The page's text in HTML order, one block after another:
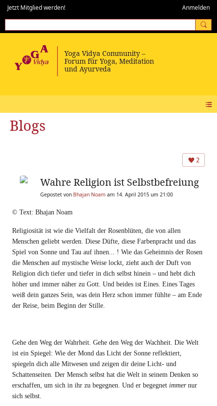
Jetzt Mitglied werden! Anmelden
Blogs
2
Wahre Religion ist Selbstbefreiung
Gepostet von Bhajan Noam am 14. April 2015 um 21:00
© Text: Bhajan Noam
Religiosität ist wie die Vielfalt der Rosenblüten, die von allen
Menschen geliebt werden. Diese Düfte, diese Farbenpracht und das
Spiel von Sonne und Tau auf ihnen... ! Wie das Geheimnis der Rosen
die Menschen auf mystische Weise lockt, zieht auch der Duft von
Religion dich tiefer und tiefer in dich selbst hinein – und hebt dich
höher und immer näher zu Gott. Und beides ist Eines. Eines Tages
weiß dein ganzes Sein, was dein Herz schon immer fühlte – am Ende
der Reise, beim Beginn der Stille.
Gehe den Weg der Wahrheit. Gehe den Weg der Wachheit. Die Welt
ist ein Spiegel: Wie der Mond das Licht der Sonne reflektiert,
spiegeln dich alle Mitwesen und zeigen dir deine Licht- und
Schattenseiten. Der Mensch selbst hat die Welt in seinem Denken so
erschaffen, um sich in ihr zu begegnen. Und er begegnet immernur
sich selbst.